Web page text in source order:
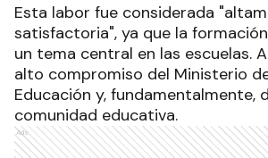
Esta labor fue considerada
satisfactoria", ya que la
un tema central en las escuelas.
alto compromiso del Ministerio
Educación y, fundamentalmente,
comunidad educativa.
Ads